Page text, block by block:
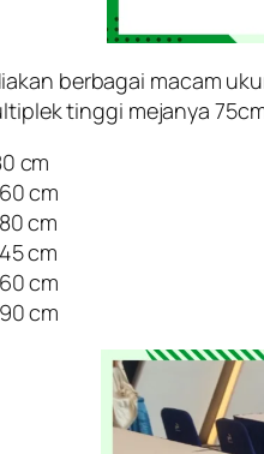
berbagai macam
tinggi mejanya
cm
cm
cm
cm
cm
cm